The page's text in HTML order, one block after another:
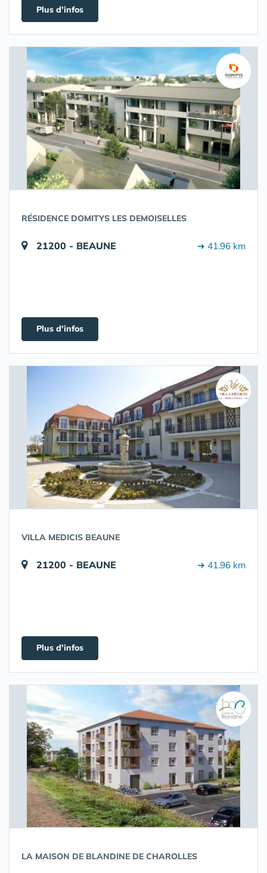
Plus d'infos
RÉSIDENCE DOMITYS LES DEMOISELLES
21200 - BEAUNE ➔ 41.96 km
Plus d'infos
VILLA MEDICIS BEAUNE
21200 - BEAUNE ➔ 41.96 km
Plus d'infos
LA MAISON DE BLANDINE DE CHAROLLES